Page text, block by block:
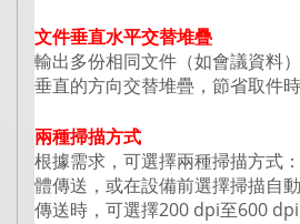
文件垂直水平交替堆疊
輸出多份相同文件（如會議資料
垂直的方向交替堆疊，節省取件時
兩種掃描方式
根據需求，可選擇兩種掃描方式
體傳送，或在設備前選擇掃描自
傳送時，可選擇200 dpi至600 dpi